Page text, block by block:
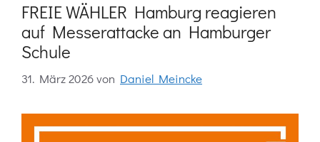
FREIE WÄHLER Hamburg reagieren
auf Messerattacke an Hamburger
Schule
31. März 2026von Daniel Meincke